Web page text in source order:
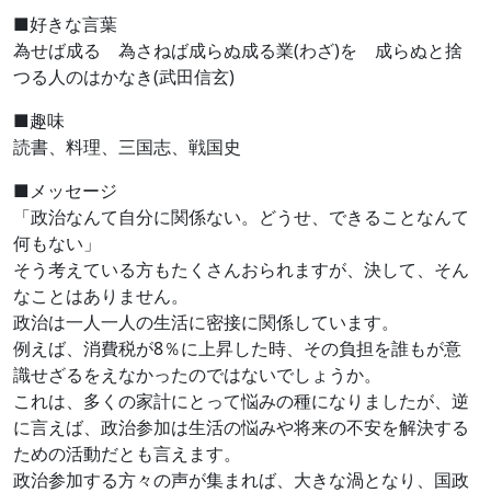
■好きな言葉
為せば成る 為さねば成らぬ成る業(わざ)を 成らぬと捨
つる人のはかなき(武田信玄)
■趣味
読書、料理、三国志、戦国史
■メッセージ
「政治なんて自分に関係ない。どうせ、できることなんて
何もない」
そう考えている方もたくさんおられますが、決して、そん
なことはありません。
政治は一人一人の生活に密接に関係しています。
例えば、消費税が8％に上昇した時、その負担を誰もが意
識せざるをえなかったのではないでしょうか。
これは、多くの家計にとって悩みの種になりましたが、逆
に言えば、政治参加は生活の悩みや将来の不安を解決する
ための活動だとも言えます。
政治参加する方々の声が集まれば、大きな渦となり、国政